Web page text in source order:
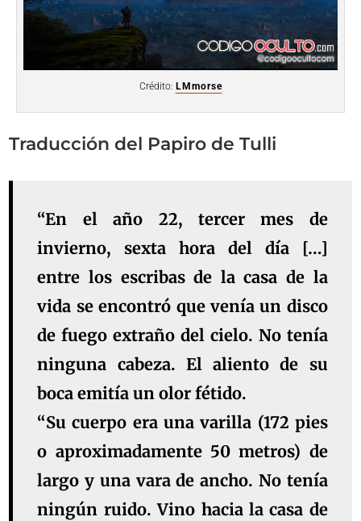
Crédito: LMmorse
Traducción del Papiro de Tulli
“En el año 22, tercer mes de
invierno, sexta hora del día […]
entre los escribas de la casa de la
vida se encontró que venía un disco
de fuego extraño del cielo. No tenía
ninguna cabeza. El aliento de su
boca emitía unolor fétido.
“Su cuerpo era una varilla (172 pies
o aproximadamente 50 metros) de
largo y una vara de ancho. No tenía
ningún ruido. Vino hacia la casa de